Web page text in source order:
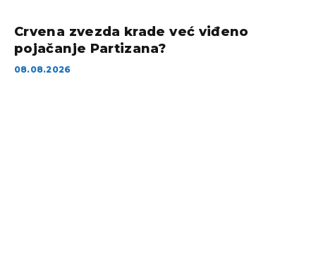
Crvena zvezda krade već viđeno
pojačanje Partizana?
08.08.2026